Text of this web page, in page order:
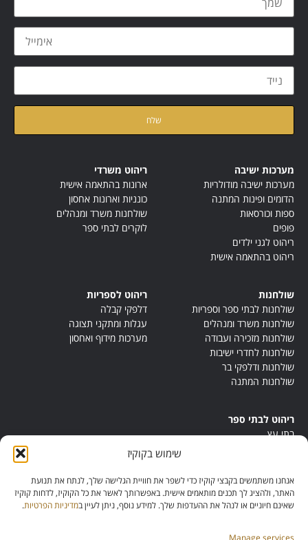
שימוש בקוקיז
אנחנו משתמשים בקבצי קוקיז כדי לשפר את חוויית הגלישה שלך, לנתח את תנועת
האתר, ולהציג לך תכנים מותאמים אישית. באפשרותך לאשר את כל הקוקיז, לדחות קוקיז
שאינם חיוניים או לנהל את ההעדפות שלך. למידע נוסף, ניתן לעיין במדיניות הפרטיות.
Manage services
מערכות ישיבה
מערכות ישיבה מודולריות
הדומים ופינות המתנה
ספות וכורסאות
פופים
ריהוט לגני ילדים
ריהוט בהתאמה אישית
ריהוט משרדי
ארונות בהתאמה אישית
כונניות וארונות אחסון
שולחנות משרד ומנהלים
לוקרים לבתי ספר
שולחנות
שולחנות לבתי ספר וספריות
שולחנות משרד ומנהלים
שולחנות מזכירה ועבודה
שולחנות לחדרי ישיבות
שולחנות ודלפקי בר
שולחנות המתנה
ריהוט לספריות
דלפקי קבלה
עגלות ומתקני תצוגה
מערכות מידוף ואחסון
ריהוט לבתי ספר
בתי עץ
ריהוט מונטסורי
ריהוט אנתרופוסופי